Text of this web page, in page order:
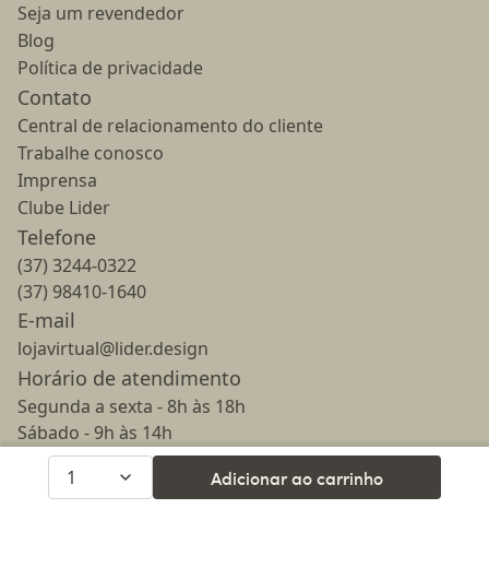
1 Adicionar ao carrinho
Seja um revendedor
Blog
Política de privacidade
Contato
Central de relacionamento do cliente
Trabalhe conosco
Imprensa
Clube Lider
Telefone
(37) 3244-0322
(37) 98410-1640
E-mail
lojavirtual@lider.design
Horário de atendimento
Segunda a sexta - 8h às 18h
Sábado - 9h às 14h
Domingo - 14h às 18h